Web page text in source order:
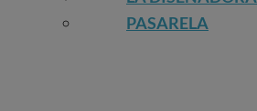
PASARELA